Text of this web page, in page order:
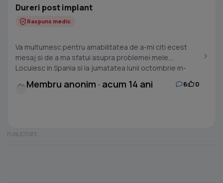
Dureri post implant
Raspuns medic
Va multumesc pentru amabilitatea de a-mi citi ecest
mesaj si de a ma sfatui asupra problemei mele.
Locuiesc in Spania si la jumatatea lunii octombrie m-
Membru anonim · acum 14 ani 6 0